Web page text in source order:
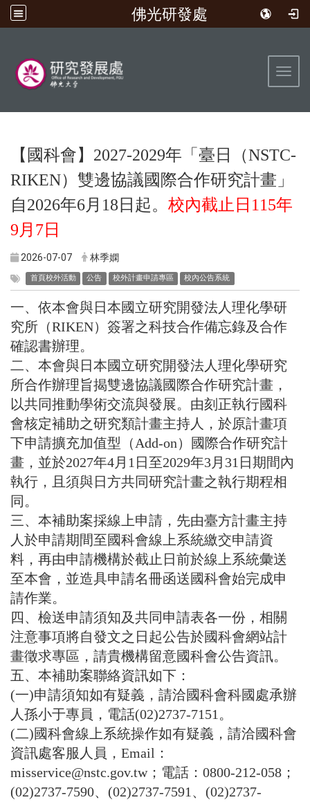
佛光研發處
【國科會】2027-2029年「臺日（NSTC-
RIKEN）雙邊協議國際合作研究計畫」
自2026年6月18日起。 校內截止日 115年
9 月 7日
2026-07-07 林季嫻
首頁校外活動 公告 校外計畫申請專區 校內公告系統
一、依本會與日本國立研究開發法人理化學研
究所（RIKEN）簽署之科技合作備忘錄及合作
確認書辦理。
二、本會與日本國立研究開發法人理化學研究
所合作辦理旨揭雙邊協議國際合作研究計畫，
以共同推動學術交流與發展。由刻正執行國科
會核定補助之研究類計畫主持人，於原計畫項
下申請擴充加值型（Add-on）國際合作研究計
畫，並於2027年4月1日至2029年3月31日期間內
執行，且須與日方共同研究計畫之執行期程相
同。
三、本補助案採線上申請，先由臺方計畫主持
人於申請期間至國科會線上系統繳交申請資
料，再由申請機構於截止日前於線上系統彙送
至本會，並造具申請名冊函送國科會始完成申
請作業。
四、檢送申請須知及共同申請表各一份，相關
注意事項將自發文之日起公告於國科會網站計
畫徵求專區，請貴機構留意國科會公告資訊。
五、本補助案聯絡資訊如下：
(一)申請須知如有疑義，請洽國科會科國處承辦
人孫小于專員，電話(02)2737-7151。
(二)國科會線上系統操作如有疑義，請洽國科會
資訊處客服人員，Email：
misservice@nstc.gov.tw；電話：0800-212-058；
(02)2737-7590、(02)2737-7591、(02)2737-